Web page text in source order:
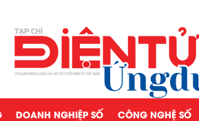
DOANH NGHIỆP SỐ CÔNG NGHỆ SỐ